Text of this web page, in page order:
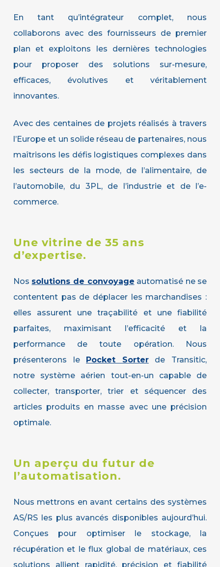
En tant qu’intégrateur complet, nous
collaborons avec des fournisseurs de premier
plan et exploitons les dernières technologies
pour proposer des solutions sur-mesure,
efficaces, évolutives et véritablement
innovantes.
Avec des centaines de projets réalisés à travers
l’Europe et un solide réseau de partenaires, nous
maîtrisons les défis logistiques complexes dans
les secteurs de la mode, de l’alimentaire, de
l’automobile, du 3PL, de l’industrie et de l’e-
commerce.
Une vitrine de 35 ans
d’expertise.
Nos solutions de convoyage automatisé ne se
contentent pas de déplacer les marchandises :
elles assurent une traçabilité et une fiabilité
parfaites, maximisant l’efficacité et la
performance de toute opération. Nous
présenterons le
Pocket Sorterde Transitic,
notre système aérien tout-en-un capable de
collecter, transporter, trier et séquencer des
articles produits en masse avec une précision
optimale.
Un aperçu du futur de
l’automatisation.
Nous mettrons en avant certains des systèmes
AS/RS les plus avancés disponibles aujourd’hui.
Conçues pour optimiser le stockage, la
récupération et le flux global de matériaux, ces
solutions allient rapidité, précision et fiabilité